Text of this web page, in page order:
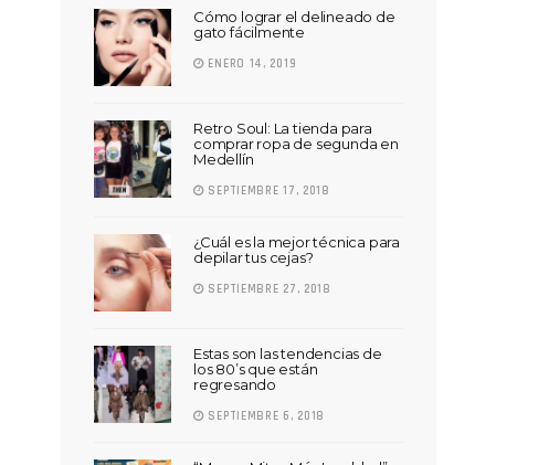
Cómo lograr el delineado de
gato fácilmente
ENERO 14, 2019
Retro Soul: La tienda para
comprar ropa de segunda en
Medellín
SEPTIEMBRE 17, 2018
¿Cuál es la mejor técnica para
depilar tus cejas?
SEPTIEMBRE 27, 2018
Estas son las tendencias de
los 80’s que están
regresando
SEPTIEMBRE 6, 2018